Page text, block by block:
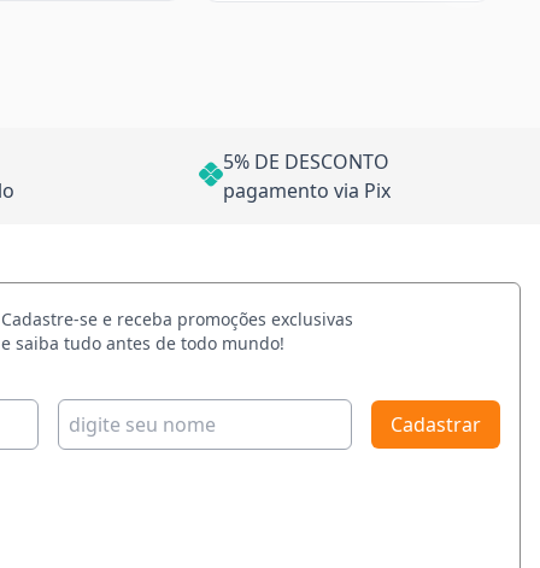
5% DE DESCONTO
pagamento via Pix
Cadastre-se e receba promoções exclusivas
e saiba tudo antes de todo mundo!
Cadastrar